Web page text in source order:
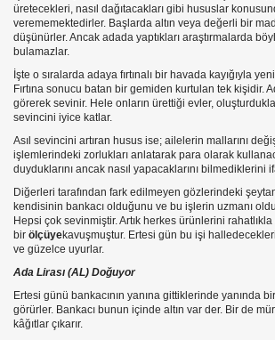
üretecekleri, nasıl dağıtacakları gibi hususlar
verememektedirler. Başlarda altın veya değerli bir
düşünürler. Ancak adada yaptıkları araştırmalarda
bulamazlar.
İşte o sıralarda adaya fırtınalı bir havada kayığıyla
Fırtına sonucu batan bir gemiden kurtulan tek kişidir.
görerek sevinir. Hele onların ürettiği evler,
sevincini iyice katlar.
Asıl sevincini artıran husus ise; ailelerin mallarını
işlemlerindeki zorlukları anlatarak para olarak
duyduklarını ancak nasıl yapacaklarını bilmediklerini
Diğerleri tarafından fark edilmeyen gözlerindeki
kendisinin bankacı olduğunu ve bu işlerin uzmanı
Hepsi çok sevinmiştir. Artık herkes ürünlerini
bir ölçüyekavuşmuştur. Ertesi gün bu işi
ve güzelce uyurlar.
Ada Lirası (AL) Doğuyor
Ertesi günü bankacının yanına gittiklerinde yanında
görürler. Bankacı bunun içinde altın var der. Bir de
kâğıtlar çıkarır.
yaparsınız???
landı
ÜCRET ALMAZ
?